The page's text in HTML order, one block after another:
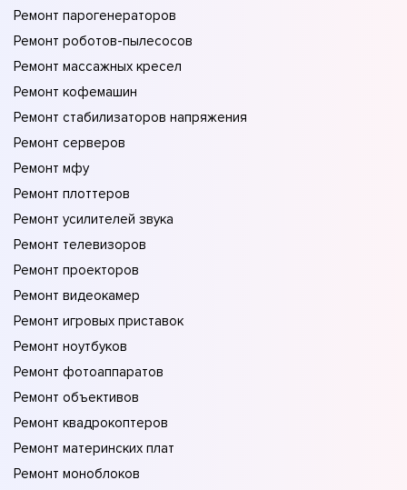
Ремонт парогенераторов
Ремонт роботов-пылесосов
Ремонт массажных кресел
Ремонт кофемашин
Ремонт стабилизаторов напряжения
Ремонт серверов
Ремонт мфу
Ремонт плоттеров
Ремонт усилителей звука
Ремонт телевизоров
Ремонт проекторов
Ремонт видеокамер
Ремонт игровых приставок
Ремонт ноутбуков
Ремонт фотоаппаратов
Ремонт объективов
Ремонт квадрокоптеров
Ремонт материнских плат
Ремонт моноблоков